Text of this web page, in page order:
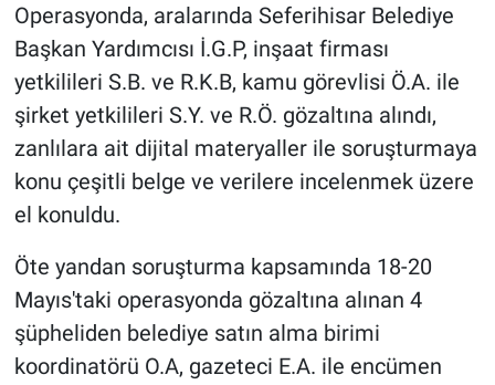
Operasyonda, aralarında Seferihisar Belediye
Başkan Yardımcısı İ.G.P, inşaat firması
yetkilileri S.B. ve R.K.B, kamu görevlisi Ö.A. ile
şirket yetkilileri S.Y. ve R.Ö. gözaltına alındı,
zanlılara ait dijital materyaller ile soruşturmaya
konu çeşitli belge ve verilere incelenmek üzere
el konuldu.
Öte yandan soruşturma kapsamında 18-20
Mayıs'taki operasyonda gözaltına alınan 4
şüpheliden belediye satın alma birimi
koordinatörü O.A, gazeteci E.A. ile encümen